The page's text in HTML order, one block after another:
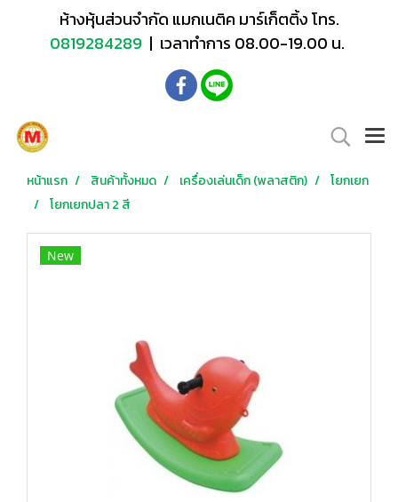
ห้างหุ้นส่วนจำกัด แมกเนติค มาร์เก็ตติ้ง โทร.
0819284289 | เวลาทำการ 08.00-19.00 น.
หน้าแรก สินค้าทั้งหมด เครื่องเล่นเด็ก (พลาสติก)
โยกเยก
โยกเยกปลา 2 สี
New